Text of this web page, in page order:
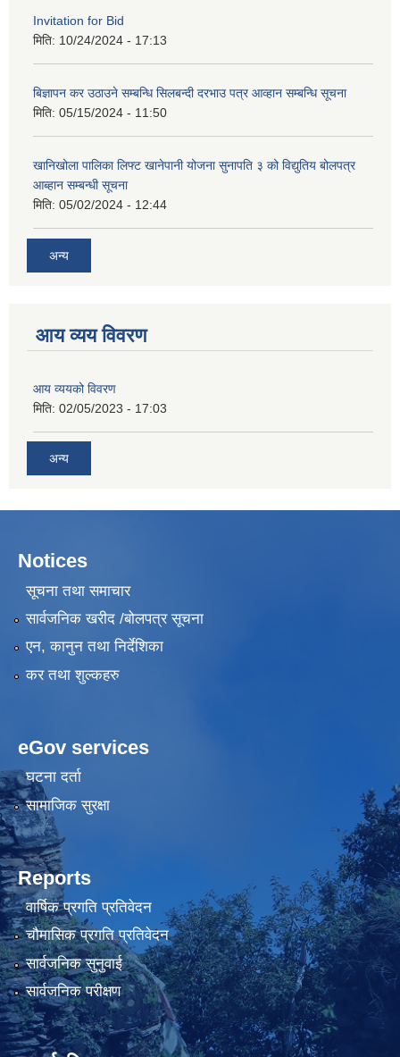
Invitation for Bid
मिति: 10/24/2024 - 17:13
बिज्ञापन कर उठाउने सम्बन्धि सिलबन्दी दरभाउ पत्र आव्हान सम्बन्धि सूचना
मिति: 05/15/2024 - 11:50
खानिखोला पालिका लिफ्ट खानेपानी योजना सुनापति ३ को विद्युतिय बोलपत्र
आब्हान सम्बन्धी सूचना
मिति: 05/02/2024 - 12:44
अन्य
आय व्यय विवरण
आय व्ययको विवरण
मिति: 02/05/2023 - 17:03
अन्य
Notices
सूचना तथा समाचार
सार्वजनिक खरीद /बोलपत्र सूचना
एन, कानुन तथा निर्देशिका
कर तथा शुल्कहरु
eGov services
घटना दर्ता
सामाजिक सुरक्षा
Reports
वार्षिक प्रगति प्रतिवेदन
चौमासिक प्रगति प्रतिवेदन
सार्वजनिक सुनुवाई
सार्वजनिक परीक्षण